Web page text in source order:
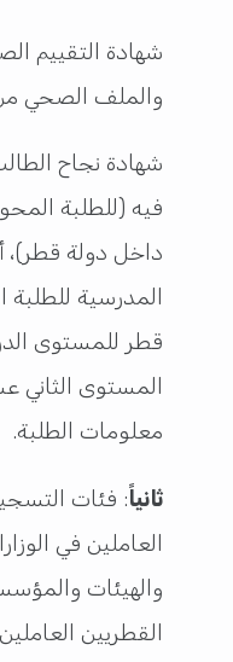
شهادة التقييم
والملف الصحي
شهادة نجاح
فيه (للطلبة
داخل دولة قطر)،
المدرسية
قطر للمستوى
المستوى الثاني
معلومات الطلبة.
ثانياً: فئات
العاملين في
والهيئات
القطريين